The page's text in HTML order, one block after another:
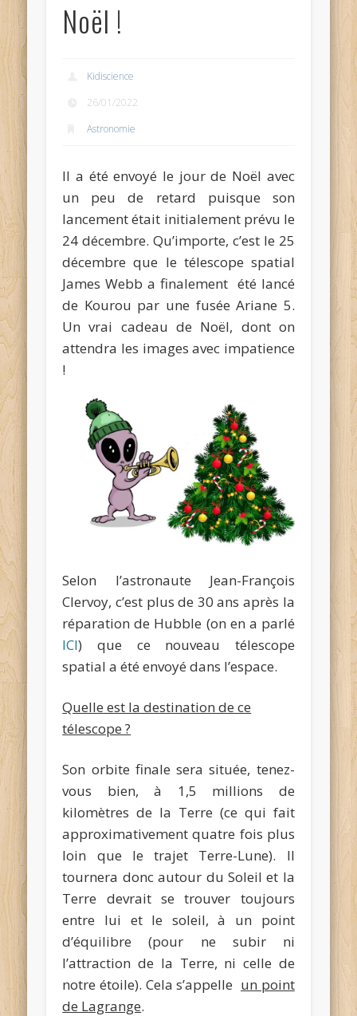
Noël !
Kidiscience
26/01/2022
Astronomie
Il a été envoyé le jour de Noël avec
un peu de retard puisque son
lancement était initialement prévu le
24 décembre.Qu’importe, c’est le 25
décembre que le télescope spatial
James Webb a finalement été lancé
de Kourou par une fusée Ariane 5.
Un vrai cadeau de Noël, dont on
attendra les images avec impatience
!
Selon l’astronaute Jean-François
Clervoy, c’est plus de 30 ans après la
réparation de Hubble (on en a parlé
ICI) que ce nouveau télescope
spatial a été envoyé dans l’espace.
Quelle est la destination de ce
télescope ?
Son orbite finale sera située, tenez-
vous bien, à 1,5 millions de
kilomètres de la Terre (ce qui fait
approximativement quatre fois plus
loin que le trajet Terre-Lune). Il
tournera donc autour du Soleil et la
Terre devrait se trouver toujours
entre lui et le soleil, à un point
d’équilibre (pour ne subir ni
l’attraction de la Terre, ni celle de
notre étoile). Cela s’appelle un point
de Lagrange.